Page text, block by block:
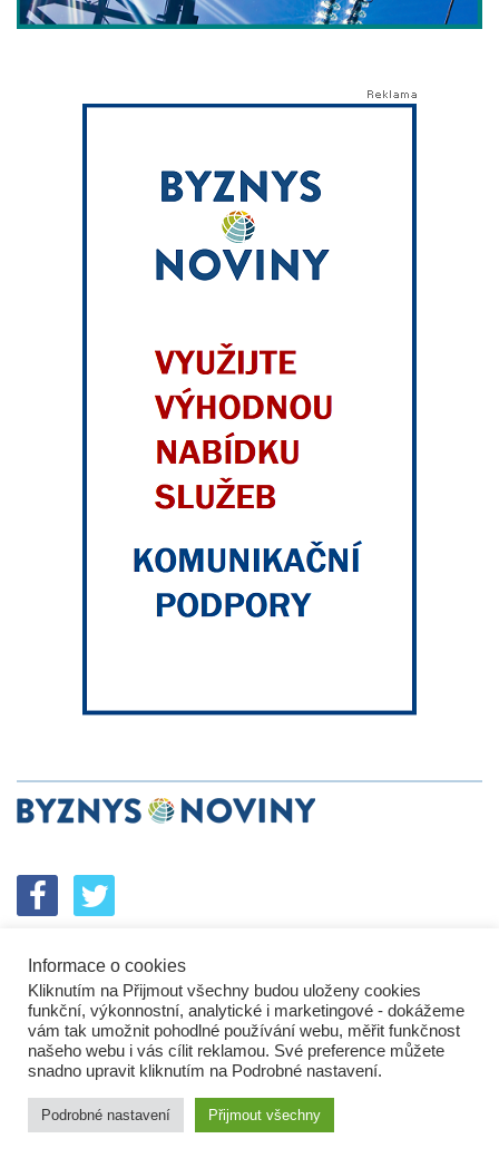
SPOLUPRÁCE PODPORA
ENERGETICKÝ SROVNÁVAČ
KORPORÁTNÍ BROUCI
PROBLÉMY FIREM
KOMUNIKAČNÍ PŘEŠLAPY
NEJHORŠÍ FIRMY
NEJLEPŠÍ FIRMY
IN&S PROJEKTY
SROVNÁVAČ
DEVELOPERSKÁ DYSTOPIE
KOMENTÁŘE
TECH&VĚDA
POLITIKA
PODNIKATELSKÉ NOVINY
HROMADNÝ ŽALOBCE
BUSINESS DAILY
Informace o cookies
Kliknutím na Přijmout všechny budou uloženy cookies
funkční, výkonnostní, analytické i marketingové - dokážeme
vám tak umožnit pohodlné používání webu, měřit funkčnost
našeho webu i vás cílit reklamou. Své preference můžete
snadno upravit kliknutím na Podrobné nastavení.
Podrobné nastavení Přijmout všechny